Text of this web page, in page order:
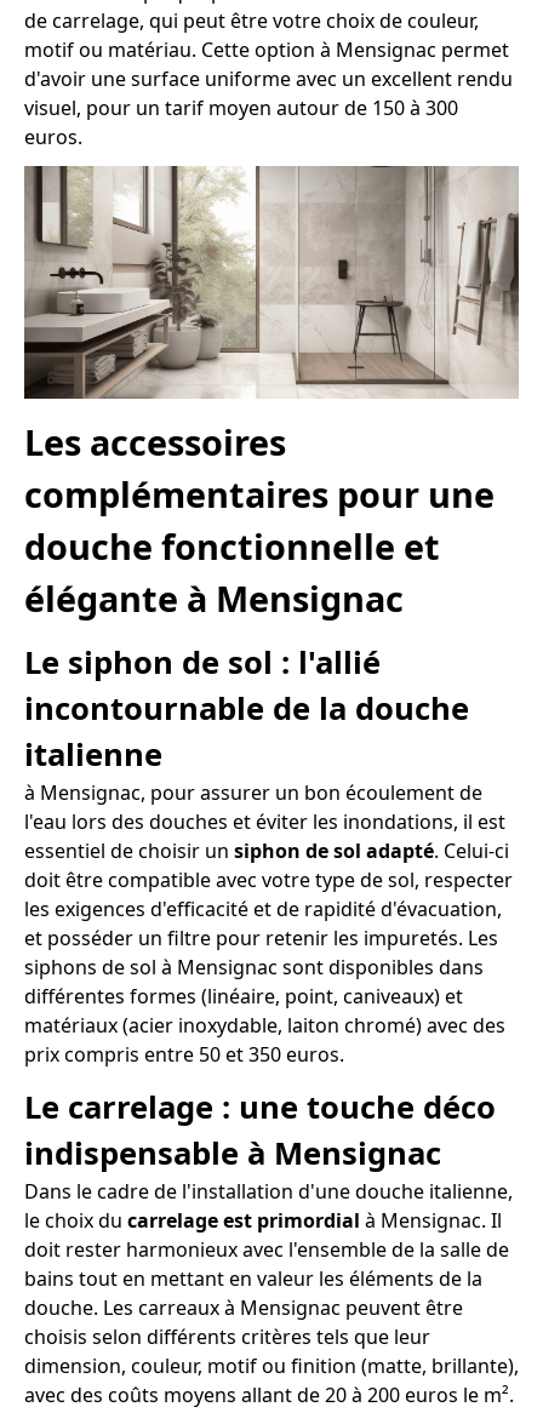
de carrelage, qui peut être votre choix de couleur,
motif ou matériau. Cette option à Mensignac permet
d'avoir une surface uniforme avec un excellent rendu
visuel, pour un tarif moyen autour de 150 à 300
euros.
Les accessoires
complémentaires pour une
douche fonctionnelle et
élégante à Mensignac
Le siphon de sol : l'allié
incontournable de la douche
italienne
à Mensignac, pour assurer un bon écoulement de
l'eau lors des douches et éviter les inondations, il est
essentiel de choisir un siphon de sol adapté. Celui-ci
doit être compatible avec votre type de sol, respecter
les exigences d'efficacité et de rapidité d'évacuation,
et posséder un filtre pour retenir les impuretés. Les
siphons de sol à Mensignac sont disponibles dans
différentes formes (linéaire, point, caniveaux) et
matériaux (acier inoxydable, laiton chromé) avec des
prix compris entre 50 et 350 euros.
Le carrelage : une touche déco
indispensable à Mensignac
Dans le cadre de l'installation d'une douche italienne,
le choix du carrelage est primordial à Mensignac. Il
doit rester harmonieux avec l'ensemble de la salle de
bains tout en mettant en valeur les éléments de la
douche. Les carreaux à Mensignac peuvent être
choisis selon différents critères tels que leur
dimension, couleur, motif ou finition (matte, brillante),
avec des coûts moyens allant de 20 à 200 euros le m².